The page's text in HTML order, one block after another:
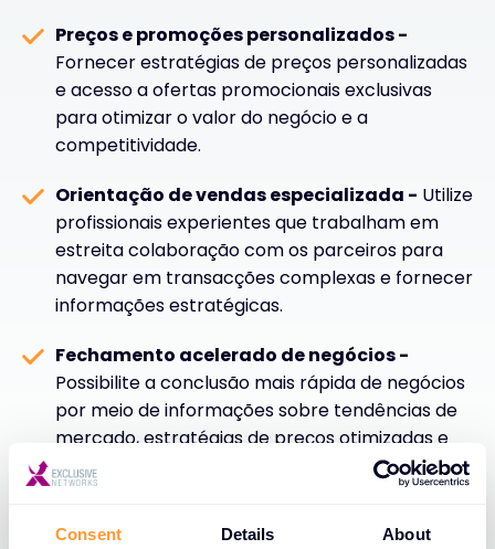
Consent Details About
Preços e promoções personalizados -
Fornecer estratégias de preços personalizadas
e acesso a ofertas promocionais exclusivas
para otimizar o valor do negócio e a
competitividade.
Orientação de vendas especializada - Utilize
profissionais experientes que trabalham em
estreita colaboração com os parceiros para
navegar em transacções complexas e fornecer
informações estratégicas.
Fechamento acelerado de negócios -
Possibilite a conclusão mais rápida de negócios
por meio de informações sobre tendências de
mercado, estratégias de preços otimizadas e
suporte abrangente a transações para
impulsionar o crescimento da receita.